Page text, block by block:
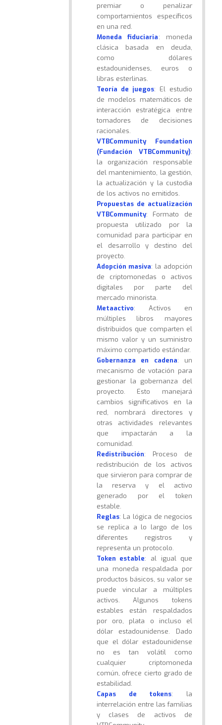
premiar o penalizar
comportamientos específicos
en una red.
Moneda fiduciaria: moneda
clásica basada en deuda,
como dólares
estadounidenses, euros o
libras esterlinas.
Teoría de juegos: El estudio
de modelos matemáticos de
interacción estratégica entre
tomadores de decisiones
racionales.
VTBCommunity Foundation
(Fundación VTBCommunity):
la organización responsable
del mantenimiento, la gestión,
la actualización y la custodia
de los activos no emitidos.
Propuestas de actualización
VTBCommunity: Formato de
propuesta utilizado por la
comunidad para participar en
el desarrollo y destino del
proyecto.
Adopción masiva: la adopción
de criptomonedas o activos
digitales por parte del
mercado minorista.
Metaactivo: Activos en
múltiples libros mayores
distribuidos que comparten el
mismo valor y un suministro
máximo compartido estándar.
Gobernanza en cadena: un
mecanismo de votación para
gestionar la gobernanza del
proyecto. Esto manejará
cambios significativos en la
red, nombrará directores y
otras actividades relevantes
que impactarán a la
comunidad.
Redistribución: Proceso de
redistribución de los activos
que sirvieron para comprar de
la reserva y el activo
generado por el token
estable.
Reglas: La lógica de negocios
se replica a lo largo de los
diferentes registros y
representa un protocolo.
Token estable: al igual que
una moneda respaldada por
productos básicos, su valor se
puede vincular a múltiples
activos. Algunos tokens
estables están respaldados
por oro, plata o incluso el
dólar estadounidense. Dado
que el dólar estadounidense
no es tan volátil como
cualquier criptomoneda
común, ofrece cierto grado de
estabilidad.
Capas de tokens: la
interrelación entre las familias
y clases de activos de